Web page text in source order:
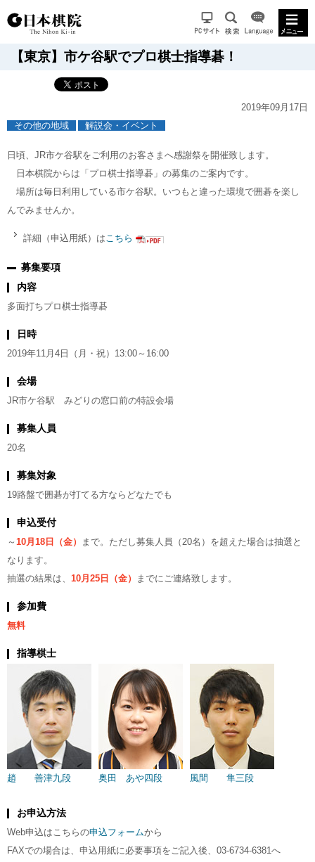
【東京】市ケ谷駅でプロ棋士指導碁！
2019年09月17日
その他の地域
解説会・イベント
日頃、JR市ケ谷駅をご利用のお客さまへ感謝祭を開催致します。
日本棋院からは「プロ棋士指導碁」の募集のご案内です。
場所は毎日利用している市ケ谷駅。いつもと違った環境で囲碁を楽し
んでみませんか。
詳細（申込用紙）は こちら
募集要項
内容
多面打ちプロ棋士指導碁
日時
2019年11月4日（月・祝）13:00～16:00
会場
JR市ケ谷駅 みどりの窓口前の特設会場
募集人員
20名
募集対象
19路盤で囲碁が打てる方ならどなたでも
申込受付
～ 10月18日（金）
まで。ただし募集人員（20名）を超えた場合は抽選と
なります。
抽選の結果は、 10月25日（金） までにご連絡致します。
参加費
無料
指導棋士
趙 善津九段 奥田 あや四段 風間 隼三段
お申込方法
Web申込はこちらの申込フォームから
FAXでの場合は、申込用紙に必要事項をご記入後、03-6734-6381へ